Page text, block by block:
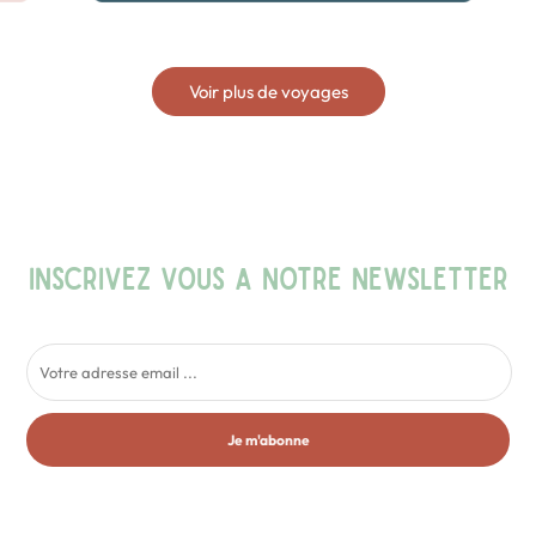
Voir plus de voyages
INSCRIVEZ VOUS A NOTRE NEWSLETTER
Je m'abonne